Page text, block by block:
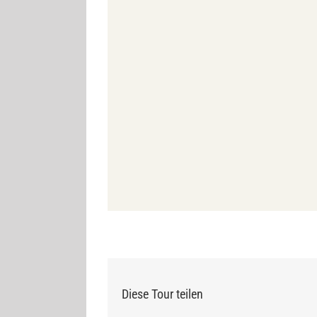
Diese Tour teilen